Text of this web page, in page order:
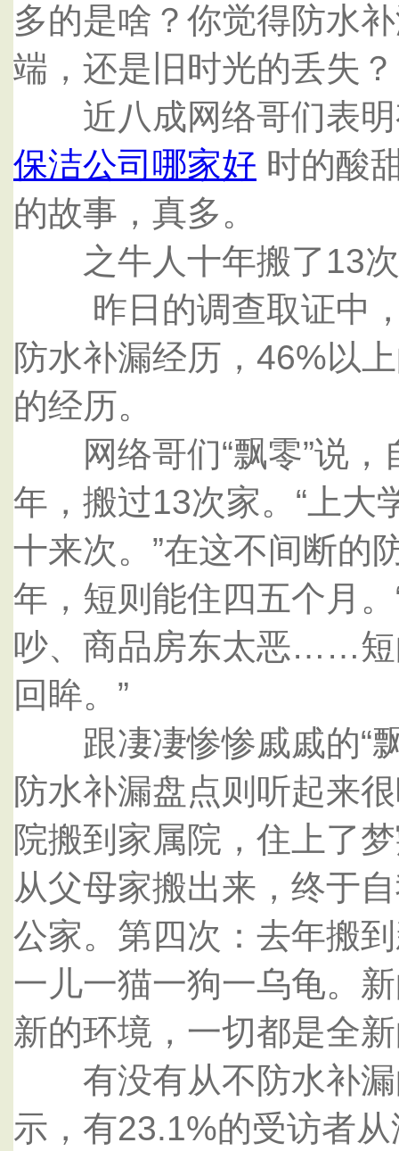
多的是啥？你觉得防水
端，还是旧时光的丢失？
近八成网络哥们表明
保洁公司哪家好 时的酸
的故事，真多。
之牛人十年搬了13
昨日的调查取证中，
防水补漏经历，46%以
的经历。
网络哥们“飘零”说，
年，搬过13次家。“上大
十来次。”在这不间断的
年，短则能住四五个月
吵、商品房东太恶……短
回眸。”
跟凄凄惨惨戚戚的“飘
防水补漏盘点则听起来
院搬到家属院，住上了
从父母家搬出来，终于
公家。第四次：去年搬
一儿一猫一狗一乌龟。
新的环境，一切都是全
有没有从不防水补漏
示，有23.1%的受访者